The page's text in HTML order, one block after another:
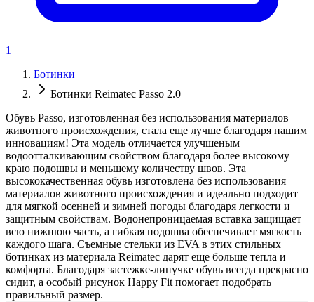
1
Ботинки
Ботинки Reimatec Passo 2.0
Обувь Passo, изготовленная без использования материалов
животного происхождения, стала еще лучше благодаря нашим
инновациям! Эта модель отличается улучшеным
водоотталкивающим свойством благодаря более высокому
краю подошвы и меньшему количеству швов. Эта
высококачественная обувь изготовлена без использования
материалов животного происхождения и идеально подходит
для мягкой осенней и зимней погоды благодаря легкости и
защитным свойствам. Водонепроницаемая вставка защищает
всю нижнюю часть, а гибкая подошва обеспечивает мягкость
каждого шага. Съемные стельки из EVA в этих стильных
ботинках из материала Reimatec дарят еще больше тепла и
комфорта. Благодаря застежке-липучке обувь всегда прекрасно
сидит, а особый рисунок Happy Fit помогает подобрать
правильный размер.